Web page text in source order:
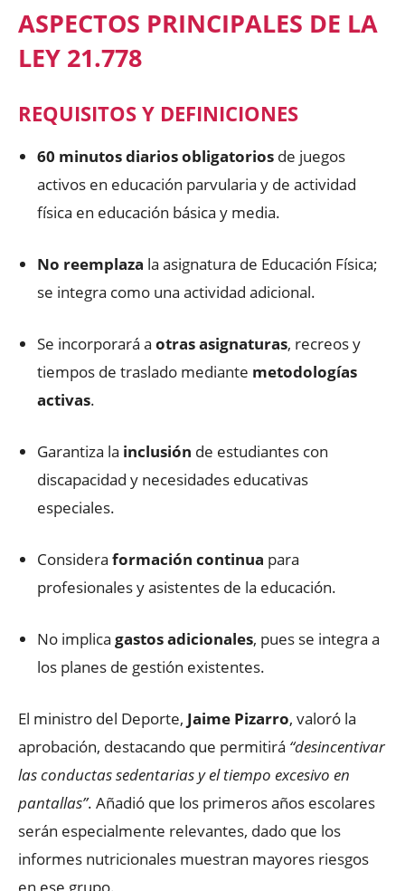
ASPECTOS PRINCIPALES DE LA
LEY 21.778
REQUISITOS Y DEFINICIONES
60 minutos diarios obligatorios de juegos
activos en educación parvularia y de actividad
física en educación básica y media.
No reemplaza la asignatura de Educación Física;
se integra como una actividad adicional.
Se incorporará a otras asignaturas, recreos y
tiempos de traslado mediante metodologías
activas.
Garantiza la inclusión de estudiantes con
discapacidad y necesidades educativas
especiales.
Considera formación continua para
profesionales y asistentes de la educación.
No implica gastos adicionales, pues se integra a
los planes de gestión existentes.
El ministro del Deporte, Jaime Pizarro, valoró la
aprobación, destacando que permitirá “desincentivar
las conductas sedentarias y el tiempo excesivo en
pantallas”. Añadió que los primeros años escolares
serán especialmente relevantes, dado que los
informes nutricionales muestran mayores riesgos
en ese grupo.